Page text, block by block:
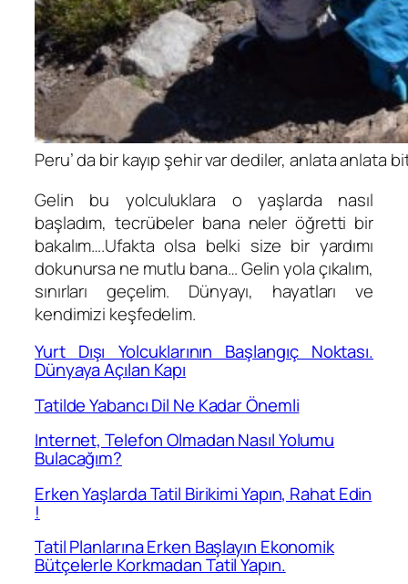
Peru’ da bir kayıp şehir var dediler, anlata
Gelin bu yolculuklara o yaşlarda nasıl
başladım, tecrübeler bana neler öğretti bir
bakalım….Ufakta olsa belki size bir yardımı
dokunursa ne mutlu bana… Gelin yola çıkalım,
sınırları geçelim. Dünyayı, hayatları ve
kendimizi keşfedelim.
Yurt Dışı Yolcuklarının Başlangıç Noktası.
Dünyaya Açılan Kapı
Tatilde Yabancı Dil Ne Kadar Önemli
Internet, Telefon Olmadan Nasıl Yolumu
Bulacağım?
Erken Yaşlarda Tatil Birikimi Yapın, Rahat Edin
!
Tatil Planlarına Erken Başlayın Ekonomik
Bütçelerle Korkmadan Tatil Yapın.